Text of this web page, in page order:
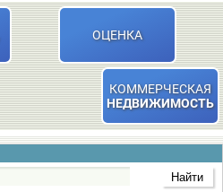
ОЦЕНКА
КОММЕРЧЕСКАЯ
НЕДВИЖИМОСТЬ